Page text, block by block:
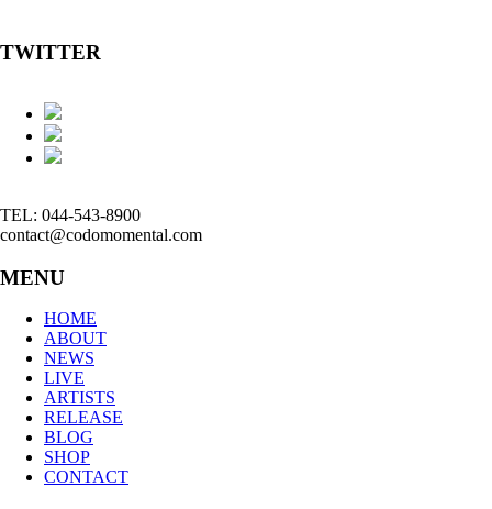
TWITTER
TEL: 044-543-8900
contact@codomomental.com
MENU
HOME
ABOUT
NEWS
LIVE
ARTISTS
RELEASE
BLOG
SHOP
CONTACT